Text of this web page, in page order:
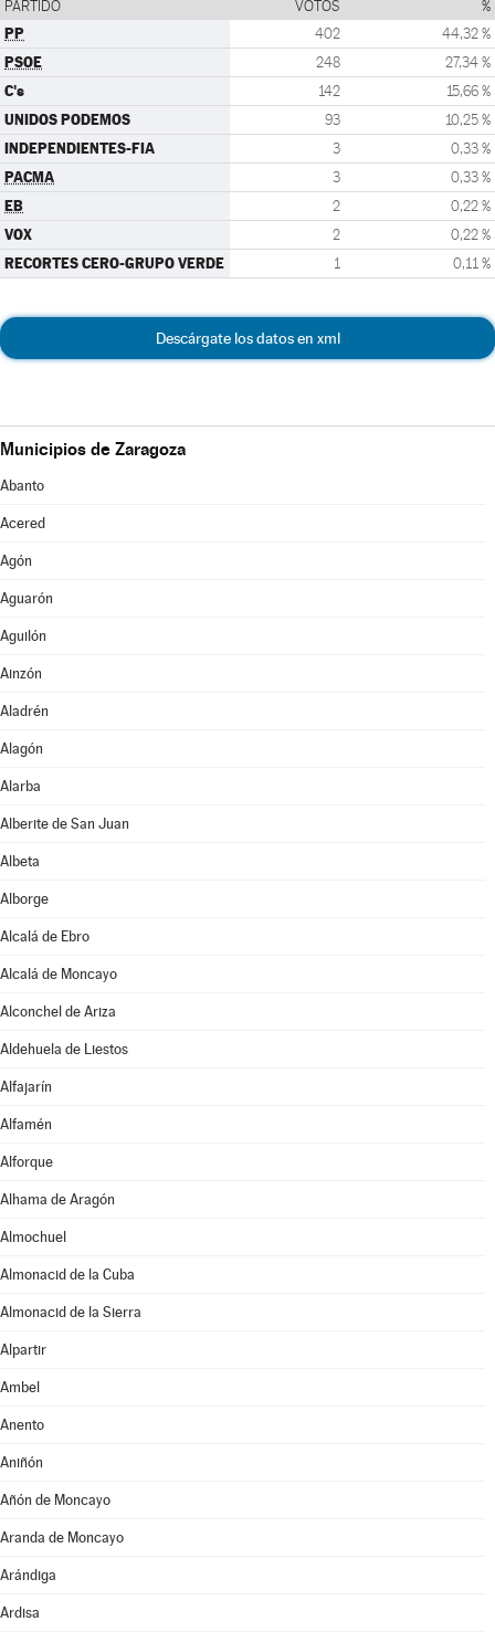
PARTIDO VOTOS %
PP 402 44,32 %
PSOE 248 27,34 %
C's 142 15,66 %
UNIDOS PODEMOS 93 10,25 %
INDEPENDIENTES-FIA 3 0,33 %
PACMA 3 0,33 %
EB 2 0,22 %
VOX 2 0,22 %
RECORTES CERO-GRUPO VERDE 1 0,11 %
Descárgate los datos en xml
Municipios de Zaragoza
Abanto
Acered
Agón
Aguarón
Aguilón
Ainzón
Aladrén
Alagón
Alarba
Alberite de San Juan
Albeta
Alborge
Alcalá de Ebro
Alcalá de Moncayo
Alconchel de Ariza
Aldehuela de Liestos
Alfajarín
Alfamén
Alforque
Alhama de Aragón
Almochuel
Almonacid de la Cuba
Almonacid de la Sierra
Alpartir
Ambel
Anento
Aniñón
Añón de Moncayo
Aranda de Moncayo
Arándiga
Ardisa